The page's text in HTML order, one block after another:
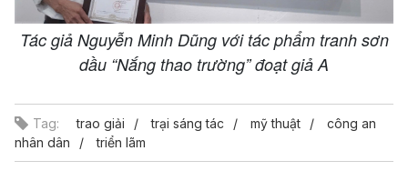
Tác giả Nguyễn Minh Dũng với tác phẩm tranh sơn
dầu “Nắng thao trường” đoạt giả A
Tag: trao giải trại sáng tác mỹ thuật
công an
nhân dân
triển lãm